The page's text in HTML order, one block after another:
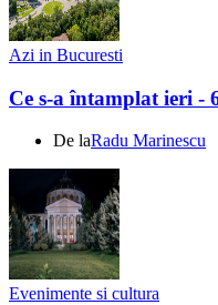
Azi in Bucuresti
Ce s-a întamplat ieri -
De laRadu Marinescu
Evenimente si cultura